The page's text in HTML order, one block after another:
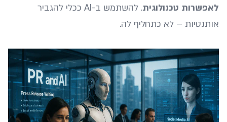
לאפשרות טכנולוגית
. להשתמש ב-AI ככלי להגביר
אותנטיות – לא כתחליף לה.